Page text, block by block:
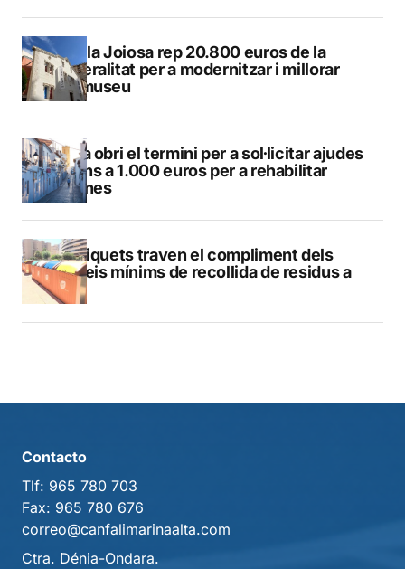
La Vila Joiosa rep 20.800 euros de la
Generalitat per a modernitzar i millorar
Vilamuseu
Altea obri el termini per a sol·licitar ajudes
de fins a 1.000 euros per a rehabilitar
façanes
Els piquets traven el compliment dels
serveis mínims de recollida de residus a
Calp
Contacto
Tlf: 965 780 703
Fax: 965 780 676
correo@canfalimarinaalta.com
Ctra. Dénia-Ondara.